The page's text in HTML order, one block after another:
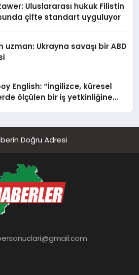
Uluslararası hukuk Filistin
çifte standart uyguluyor
uzman: Ukrayna savaşı bir ABD
English: “İngilizce, küresel
ölçülen bir iş yetkinliğine
Doğru Adresi